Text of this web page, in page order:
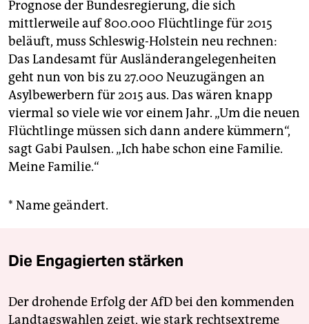
Prognose der Bundesregierung, die sich
mittlerweile auf 800.000 Flüchtlinge für 2015
beläuft, muss Schleswig-Holstein neu rechnen:
Das Landesamt für Ausländerangelegenheiten
geht nun von bis zu 27.000 Neuzugängen an
Asylbewerbern für 2015 aus. Das wären knapp
viermal so viele wie vor einem Jahr. „Um die neuen
Flüchtlinge müssen sich dann andere kümmern“,
sagt Gabi Paulsen. „Ich habe schon eine Familie.
Meine Familie.“
* Name geändert.
Die Engagierten stärken
Der drohende Erfolg der AfD bei den kommenden
Landtagswahlen zeigt, wie stark rechtsextreme